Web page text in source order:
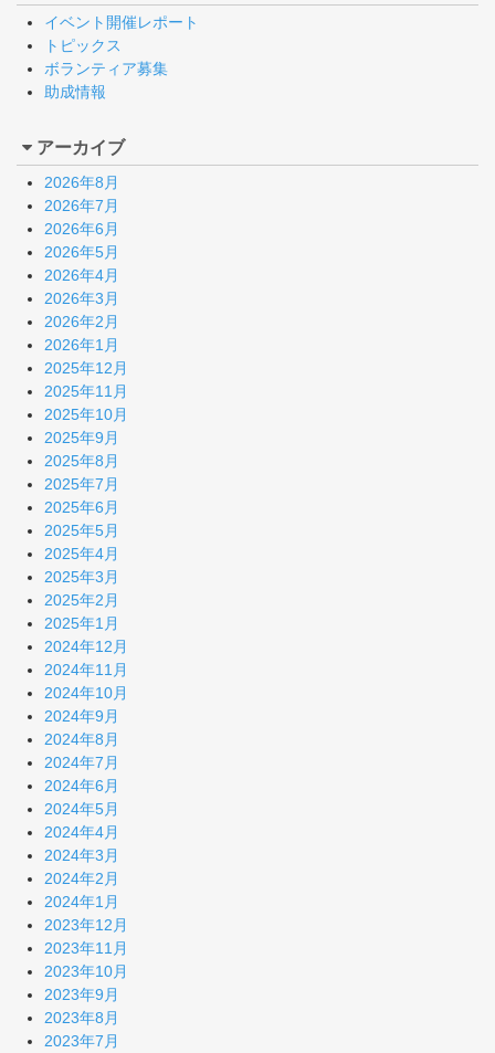
イベント開催レポート
トピックス
ボランティア募集
助成情報
アーカイブ
2026年8月
2026年7月
2026年6月
2026年5月
2026年4月
2026年3月
2026年2月
2026年1月
2025年12月
2025年11月
2025年10月
2025年9月
2025年8月
2025年7月
2025年6月
2025年5月
2025年4月
2025年3月
2025年2月
2025年1月
2024年12月
2024年11月
2024年10月
2024年9月
2024年8月
2024年7月
2024年6月
2024年5月
2024年4月
2024年3月
2024年2月
2024年1月
2023年12月
2023年11月
2023年10月
2023年9月
2023年8月
2023年7月